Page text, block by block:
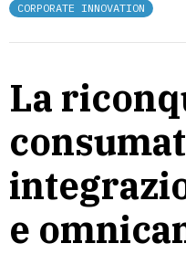
CORPORATE INNOVATION
La
e